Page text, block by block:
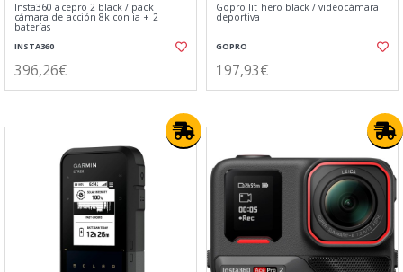
Insta360 acepro 2 black / pack
cámara de acción 8k con ia + 2
baterías
INSTA360
396,26€
Gopro lit hero black / videocámara
deportiva
GOPRO
197,93€